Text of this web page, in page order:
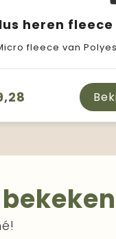
heren fleece
fleece van Polyester, 140